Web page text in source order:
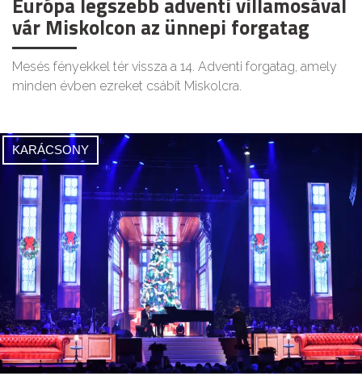
vár Miskolcon az ünnepi forgatag
Mesés fényekkel tér vissza a 14. Adventi forgatag, amely
minden évben ezreket csábít Miskolcra.
KARÁCSONY